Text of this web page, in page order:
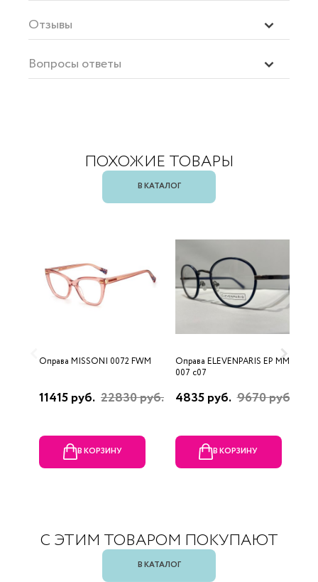
Отзывы
Вопросы ответы
ПОХОЖИЕ ТОВАРЫ
В КАТАЛОГ
Оправа MISSONI 0072 FWM
11415 руб. 22830 руб.
В КОРЗИНУ
Оправа ELEVENPARIS EP MM
007 c07
4835 руб. 9670 руб.
В КОРЗИНУ
С ЭТИМ ТОВАРОМ ПОКУПАЮТ
В КАТАЛОГ